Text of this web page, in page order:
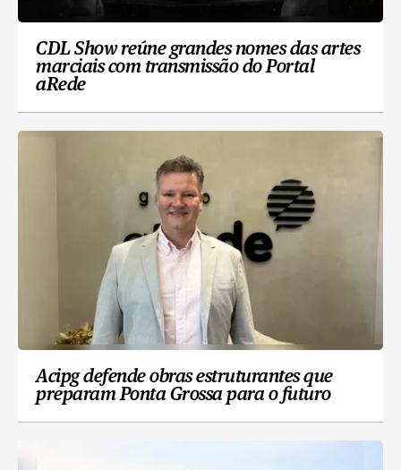
CDL Show reúne grandes nomes das artes
marciais com transmissão do Portal
aRede
Acipg defende obras estruturantes que
preparam Ponta Grossa para o futuro